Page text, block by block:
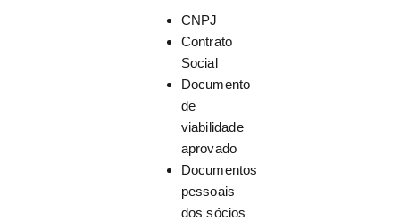
CNPJ
Contrato
Social
Documento
de
viabilidade
aprovado
Documentos
pessoais
dos sócios